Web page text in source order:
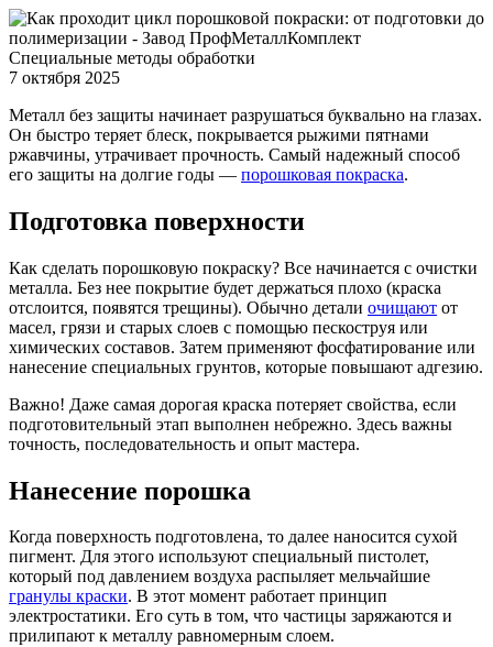
Специальные методы обработки
7 октября 2025
Металл без защиты начинает разрушаться буквально на глазах.
Он быстро теряет блеск, покрывается рыжими пятнами
ржавчины, утрачивает прочность. Самый надежный способ
его защиты на долгие годы — порошковая покраска.
Подготовка поверхности
Как сделать порошковую покраску? Все начинается с очистки
металла. Без нее покрытие будет держаться плохо (краска
отслоится, появятся трещины). Обычно детали очищают от
масел, грязи и старых слоев с помощью пескоструя или
химических составов. Затем применяют фосфатирование или
нанесение специальных грунтов, которые повышают адгезию.
Важно! Даже самая дорогая краска потеряет свойства, если
подготовительный этап выполнен небрежно. Здесь важны
точность, последовательность и опыт мастера.
Нанесение порошка
Когда поверхность подготовлена, то далее наносится сухой
пигмент. Для этого используют специальный пистолет,
который под давлением воздуха распыляет мельчайшие
гранулы краски. В этот момент работает принцип
электростатики. Его суть в том, что частицы заряжаются и
прилипают к металлу равномерным слоем.